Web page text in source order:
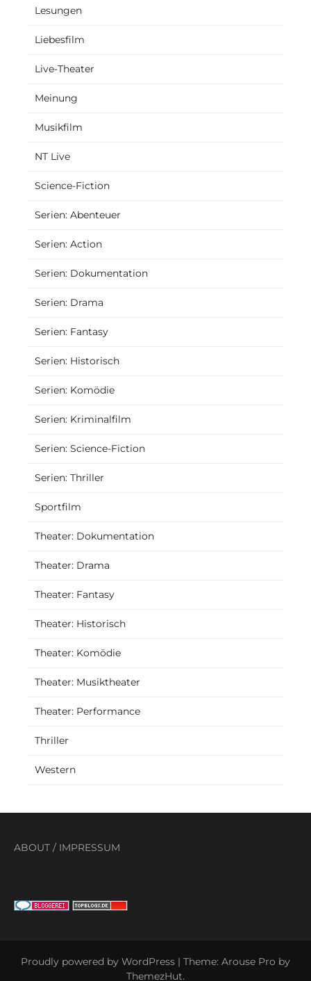
Lesungen
Liebesfilm
Live-Theater
Meinung
Musikfilm
NT Live
Science-Fiction
Serien: Abenteuer
Serien: Action
Serien: Dokumentation
Serien: Drama
Serien: Fantasy
Serien: Historisch
Serien: Komödie
Serien: Kriminalfilm
Serien: Science-Fiction
Serien: Thriller
Sportfilm
Theater: Dokumentation
Theater: Drama
Theater: Fantasy
Theater: Historisch
Theater: Komödie
Theater: Musiktheater
Theater: Performance
Thriller
Western
ABOUT / IMPRESSUM
Proudly powered by WordPress | Theme: Arouse Pro by
ThemezHut.